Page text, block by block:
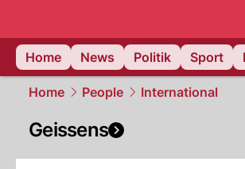
Home
News Politik Sport
Home People International
Geissens